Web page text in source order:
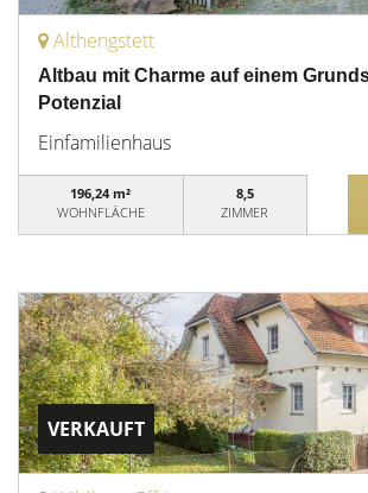
Althengstett
Altbau mit Charme auf einem
Potenzial
Einfamilienhaus
196,24 m²
WOHNFLÄCHE
8,5
ZIMMER
VERKAUFT